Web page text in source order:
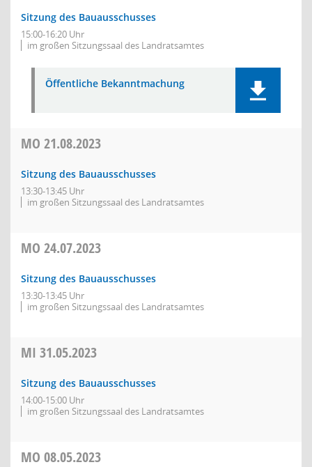
Sitzung des Bauausschusses
15:00-16:20 Uhr
im großen Sitzungssaal des Landratsamtes
Öffentliche Bekanntmachung
MO 21.08.2023
Sitzung des Bauausschusses
13:30-13:45 Uhr
im großen Sitzungssaal des Landratsamtes
MO 24.07.2023
Sitzung des Bauausschusses
13:30-13:45 Uhr
im großen Sitzungssaal des Landratsamtes
MI 31.05.2023
Sitzung des Bauausschusses
14:00-15:00 Uhr
im großen Sitzungssaal des Landratsamtes
MO 08.05.2023